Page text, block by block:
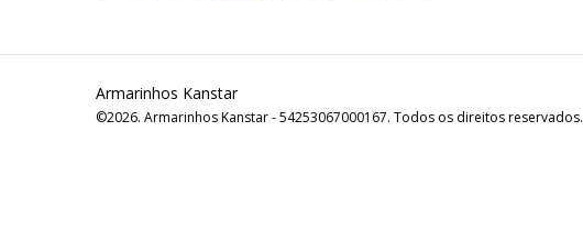
Armarinhos Kanstar
©2026. Armarinhos Kanstar - 54253067000167. Todos os direitos reservados.